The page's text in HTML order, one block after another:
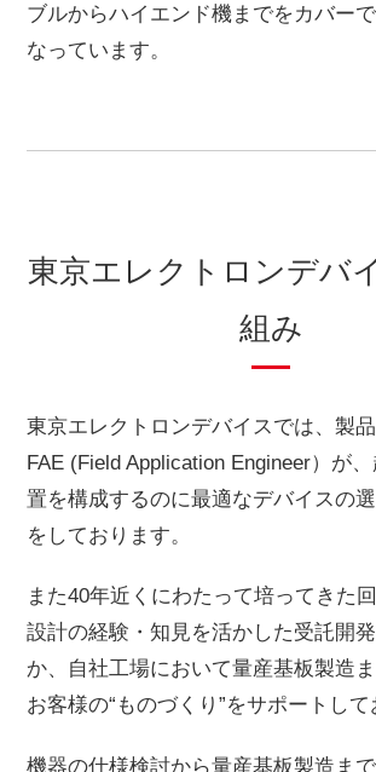
ブルからハイエンド機までをカバー
なっています。
東京エレクトロンデバ
組み
東京エレクトロンデバイスでは、製
FAE (Field Application Engineer）が
置を構成するのに最適なデバイスの
をしております。
また40年近くにわたって培ってきた
設計の経験・知見を活かした受託開
か、自社工場において量産基板製造
お客様の“ものづくり”をサポートして
機器の仕様検討から量産基板製造ま